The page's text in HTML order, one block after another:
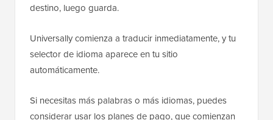
destino, luego guarda.
Universally comienza a traducir inmediatamente, y tu
selector de idioma aparece en tu sitio
automáticamente.
Si necesitas más palabras o más idiomas, puedes
considerar usar los planes de pago, que comienzan